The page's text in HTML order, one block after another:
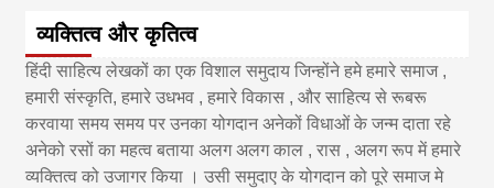
व्यक्तित्व और कृतित्व
हिंदी साहित्य लेखकों का एक विशाल समुदाय जिन्होंने हमे हमारे समाज ,
हमारी संस्कृति, हमारे उधभव , हमारे विकास , और साहित्य से रूबरू
करवाया समय समय पर उनका योगदान अनेकों विधाओं के जन्म दाता रहे
अनेको रसों का महत्व बताया अलग अलग काल , रास , अलग रूप में हमारे
व्यक्तित्व को उजागर किया । उसी समुदाए के योगदान को पूरे समाज मे